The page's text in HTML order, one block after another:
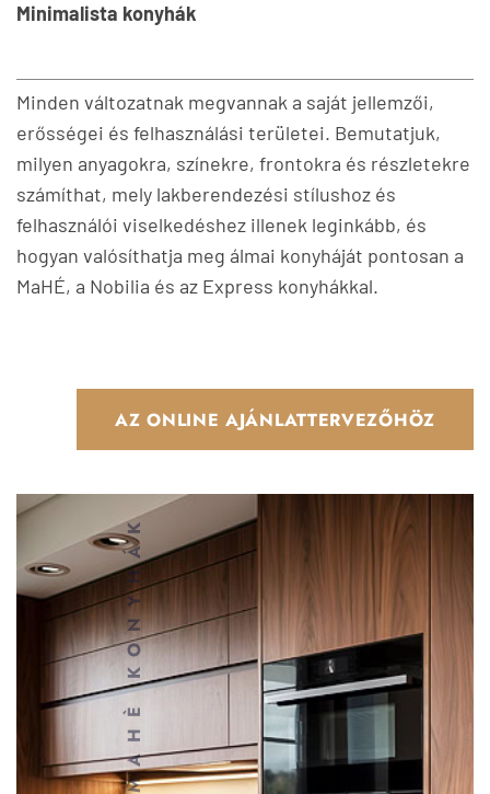
Minimalista konyhák
Minden változatnak megvannak a saját jellemzői,
erősségei és felhasználási területei. Bemutatjuk,
milyen anyagokra, színekre, frontokra és részletekre
számíthat, mely lakberendezési stílushoz és
felhasználói viselkedéshez illenek leginkább, és
hogyan valósíthatja meg álmai konyháját pontosan a
MaHÉ, a Nobilia és az Express konyhákkal.
AZ ONLINE AJÁNLATTERVEZŐHÖZ
MAHÈ KONYHÁK